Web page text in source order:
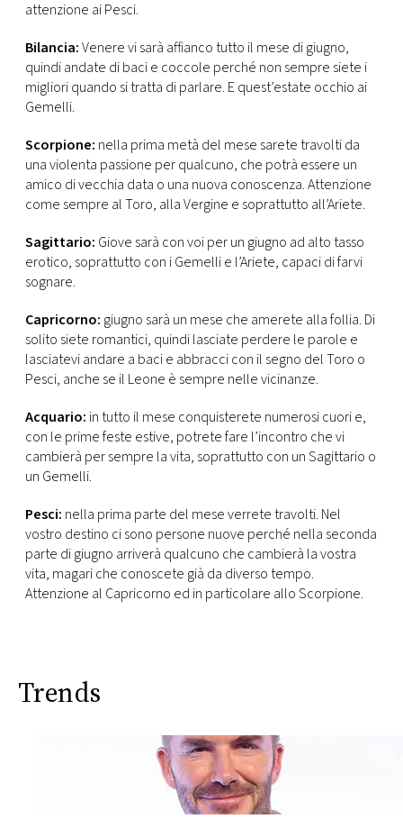
attenzione ai Pesci.
Bilancia:Venere vi sarà affianco tutto il mese di giugno,
quindi andate di baci e coccole perché non sempre siete i
migliori quando si tratta di parlare. E quest’estate occhio ai
Gemelli.
Scorpione: nella prima metà del mese sarete travolti da
una violenta passione per qualcuno, che potrà essere un
amico di vecchia data o una nuova conoscenza. Attenzione
come sempre al Toro, alla Vergine e soprattutto all’Ariete.
Sagittario: Giove sarà con voi per un giugno ad alto tasso
erotico, soprattutto con i Gemelli e l’Ariete, capaci di farvi
sognare.
Capricorno: giugno sarà un mese che amerete alla follia. Di
solito siete romantici, quindi lasciate perdere le parole e
lasciatevi andare a baci e abbracci con il segno del Toro o
Pesci, anche se il Leone è sempre nelle vicinanze.
Acquario: in tutto il mese conquisterete numerosi cuori e,
con le prime feste estive, potrete fare l’incontro che vi
cambierà per sempre la vita, soprattutto con un Sagittario o
un Gemelli.
Pesci: nella prima parte del mese verrete travolti. Nel
vostro destino ci sono persone nuove perché nella seconda
parte di giugno arriverà qualcuno che cambierà la vostra
vita, magari che conoscete già da diverso tempo.
Attenzione al Capricorno ed in particolare allo Scorpione.
Trends